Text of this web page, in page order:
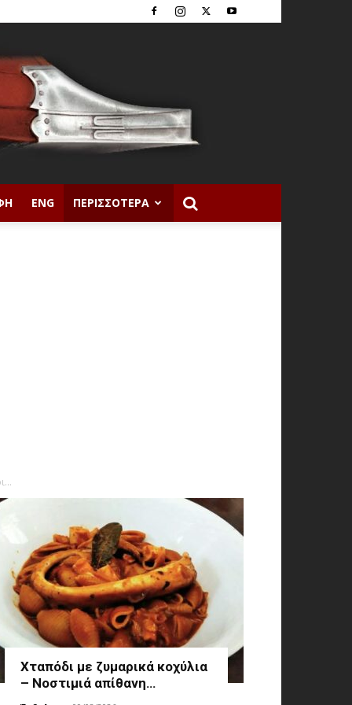
ENG ΠΕΡΙΣΣΌΤΕΡΑ
Χταπόδι με ζυμαρικά κοχύλια
– Νοστιμιά απίθανη…